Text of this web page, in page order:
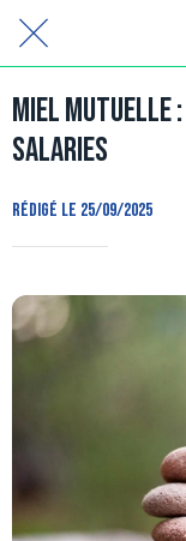
MIEL MUTUELLE
SALARIES
Rédigé le 25/09/2025